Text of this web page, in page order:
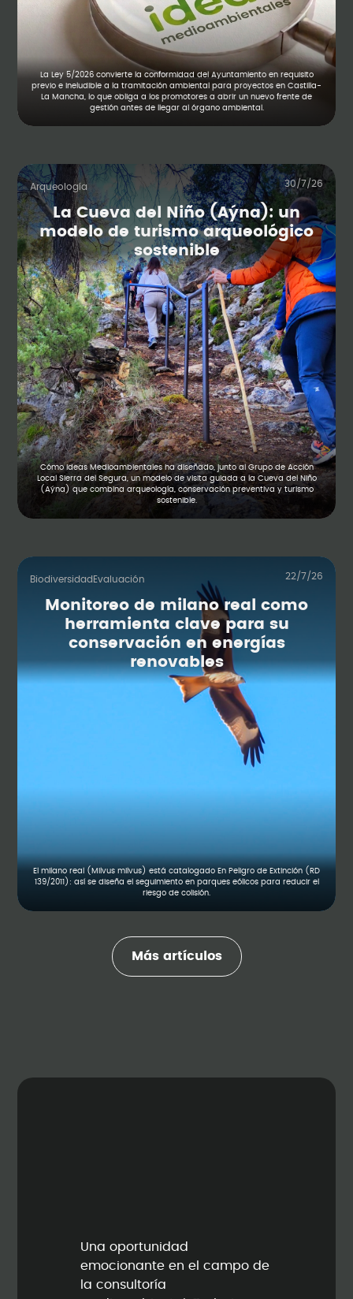
La Ley 5/2026 convierte la conformidad del Ayuntamiento en requisito
previo e ineludible a la tramitación ambiental para proyectos en Castilla-
La Mancha, lo que obliga a los promotores a abrir un nuevo frente de
gestión antes de llegar al órgano ambiental.
Arqueología 30/7/26
La Cueva del Niño (Aýna): un
modelo de turismo arqueológico
sostenible
Cómo Ideas Medioambientales ha diseñado, junto al Grupo de Acción
Local Sierra del Segura, un modelo de visita guiada a la Cueva del Niño
(Aýna) que combina arqueología, conservación preventiva y turismo
sostenible.
Biodiversidad Evaluación 22/7/26
Monitoreo de milano real como
herramienta clave para su
conservación en energías
renovables
El milano real (Milvus milvus) está catalogado En Peligro de Extinción (RD
139/2011): así se diseña el seguimiento en parques eólicos para reducir el
riesgo de colisión.
Más artículos
Una oportunidad
emocionante en el campo de
la consultoría